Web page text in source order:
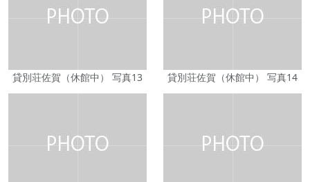
貸別荘佐賀（休館中） 写真13 貸別荘佐賀（休館中） 写真14